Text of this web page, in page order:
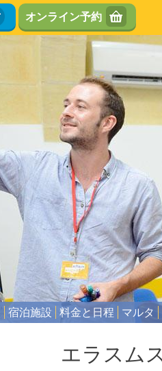
オンライン予約
宿泊施設 料金と日程 マルタ
エラスム